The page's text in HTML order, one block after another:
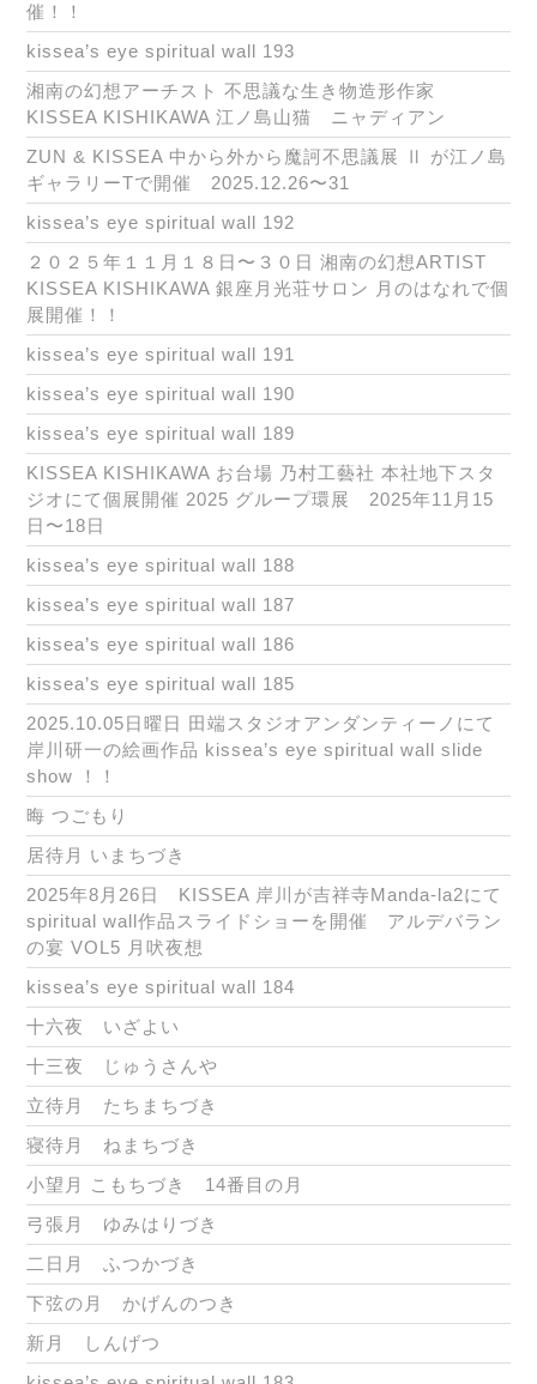
催！！
kissea’s eye spiritual wall 193
湘南の幻想アーチスト 不思議な生き物造形作家
KISSEA KISHIKAWA 江ノ島山猫 ニャディアン
ZUN & KISSEA 中から外から魔訶不思議展 Ⅱ が江ノ島
ギャラリーTで開催 2025.12.26〜31
kissea’s eye spiritual wall 192
２０２５年１１月１８日〜３０日 湘南の幻想ARTIST
KISSEA KISHIKAWA 銀座月光荘サロン 月のはなれで個
展開催！！
kissea’s eye spiritual wall 191
kissea’s eye spiritual wall 190
kissea’s eye spiritual wall 189
KISSEA KISHIKAWA お台場 乃村工藝社 本社地下スタ
ジオにて個展開催 2025 グループ環展 2025年11月15
日〜18日
kissea’s eye spiritual wall 188
kissea’s eye spiritual wall 187
kissea’s eye spiritual wall 186
kissea’s eye spiritual wall 185
2025.10.05日曜日 田端スタジオアンダンティーノにて
岸川研一の絵画作品 kissea’s eye spiritual wall slide
show ！！
晦 つごもり
居待月 いまちづき
2025年8月26日 KISSEA 岸川が吉祥寺Manda-la2にて
spiritual wall作品スライドショーを開催 アルデバラン
の宴 VOL5 月吠夜想
kissea’s eye spiritual wall 184
十六夜 いざよい
十三夜 じゅうさんや
立待月 たちまちづき
寝待月 ねまちづき
小望月 こもちづき 14番目の月
弓張月 ゆみはりづき
二日月 ふつかづき
下弦の月 かげんのつき
新月 しんげつ